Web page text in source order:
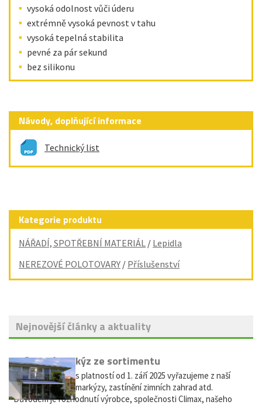
vysoká odolnost vůči úderu
extrémně vysoká pevnost v tahu
vysoká tepelná stabilita
pevné za pár sekund
bez silikonu
Návody, doplňující informace
Technický list
Kategorie produktu
NÁŘADÍ, SPOTŘEBNÍ MATERIÁL / Lepidla
NEREZOVÉ POLOTOVARY / Příslušenství
Nejnovější články a aktuality
Vyřazení markýz ze sortimentu
Vážení zákazníci, s platností od 1. září 2025 vyřazujeme z naší
nabídky výsuvné markýzy, zastínění zimních zahrad atd.
Důvodem je rozhodnutí výrobce, společnosti Climax, našeho